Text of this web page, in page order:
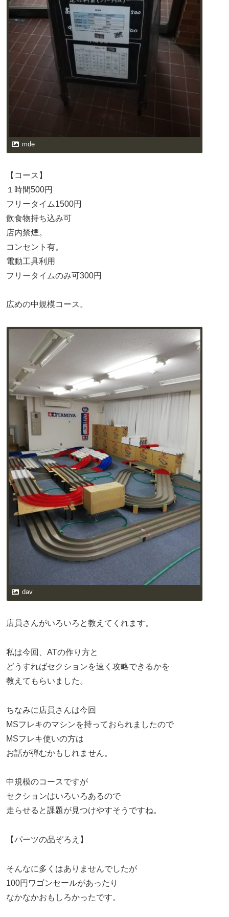
mde
【コース】
１時間500円
フリータイム1500円
飲食物持ち込み可
店内禁煙。
コンセント有。
電動工具利用
フリータイムのみ可300円
広めの中規模コース。
dav
店員さんがいろいろと教えてくれます。
私は今回、ATの作り方と
どうすればセクションを速く攻略できるかを
教えてもらいました。
ちなみに店員さんは今回
MSフレキのマシンを持っておられましたので
MSフレキ使いの方は
お話が弾むかもしれません。
中規模のコースですが
セクションはいろいろあるので
走らせると課題が見つけやすそうですね。
【パーツの品ぞろえ】
そんなに多くはありませんでしたが
100円ワゴンセールがあったり
なかなかおもしろかったです。